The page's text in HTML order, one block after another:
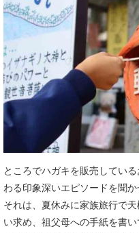
ところでハガキを販売してい
わる印象深いエピソードを聞か
それは、夏休みに家族旅行で
い求め、祖父母への手紙を書